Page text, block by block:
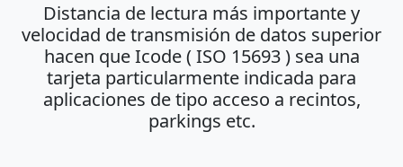
Distancia de lectura más importante y
velocidad de transmisión de datos superior
hacen que Icode ( ISO 15693 ) sea una
tarjeta particularmente indicada para
aplicaciones de tipo acceso a recintos,
parkings etc.